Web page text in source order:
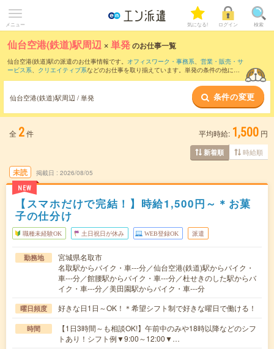
メニュー 気になる! ログイン 検索
仙台空港(鉄道)駅周辺 ×単発のお仕事一覧
仙台空港(鉄道)駅の派遣のお仕事情報です。 オフィスワーク・事務系、 営業・販売・サ
ービス系、 クリエイティブ系などのお仕事を取り揃えています。単発の条件の他に、
仙台空港(鉄道)駅周辺 / 単発 条件の変更
全 2件 平均時給: 1,500 円
新着順 時給順
未読
NEW
掲載日 2026/08/05
【スマホだけで完結！】時給1,500円～＊お菓
子の仕分け
職種未経験OK 土日祝日が休み WEB登録OK 派遣
勤務地
宮城県名取市
名取駅からバイク・車---分／仙台空港(鉄道)駅からバイク・
車---分／館腰駅からバイク・車---分／杜せきのした駅からバ
イク・車---分／美田園駅からバイク・車---分
曜日頻度 好きな日1日～OK！＊希望シフト制で好きな曜日で働ける！
時間
【1日3時間～も相談OK!】午前中のみや18時以降などのシフ
トあり！シフト例▼9:00～12:00▼…